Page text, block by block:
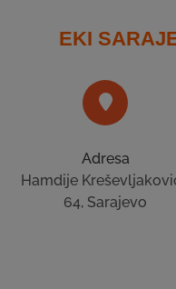
EKI
Adresa
Hamdije
64, Sarajevo